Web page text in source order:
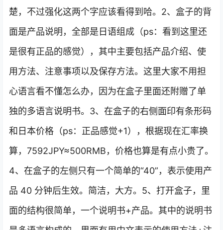
楚，不过强化这两个字应该看得到哈。2、盒子的背
面是产品说明，全部是日语组成（ps：看到这里还
是很有正品的感觉），其中主要包括产品介绍、使
用方法、注意事项以及保存方法。这里大家不用担
心语言看不懂怎么办，因为在盒子里面还附赠了单
独的多语言说明书。3、在盒子的右侧面印有条形码
和日本价格（ps：正品感觉+1），根据现在汇率换
算，7592JPY≈500RMB，价格也算是有点小贵了。
4、在盒子的左侧只有一个简单的“40”，表示使用产
品 40 分钟后生效。简洁，大方。5、打开盒子，里
面的结构很简单，一个说明书+产品。其中的说明书